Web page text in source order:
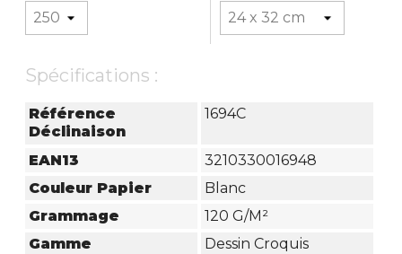
Spécifications :
Référence
Déclinaison
1694C
EAN13
3210330016948
Couleur Papier
Blanc
Grammage
120 G/m²
Gamme
Dessin Croquis